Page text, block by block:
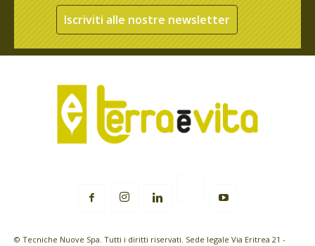
Iscriviti alle nostre newsletter
© Tecniche Nuove Spa. Tutti i diritti riservati. Sede legale Via Eritrea 21 -